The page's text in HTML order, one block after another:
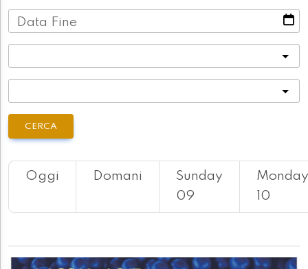
Data Fine
CERCA
Oggi Domani
Sunday
09
Monday
10